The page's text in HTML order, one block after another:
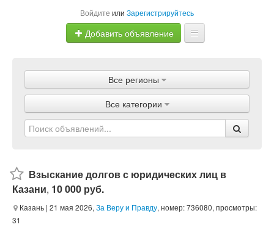
Войдите или Зарегистрируйтесь
Добавить объявление
Объявления
Магазины
Услуги
Все регионы
Все категории
Взыскание долгов с юридических лиц в
Казани, 10 000 руб.
Казань | 21 мая 2026, За Веру и Правду, номер: 736080, просмотры:
31